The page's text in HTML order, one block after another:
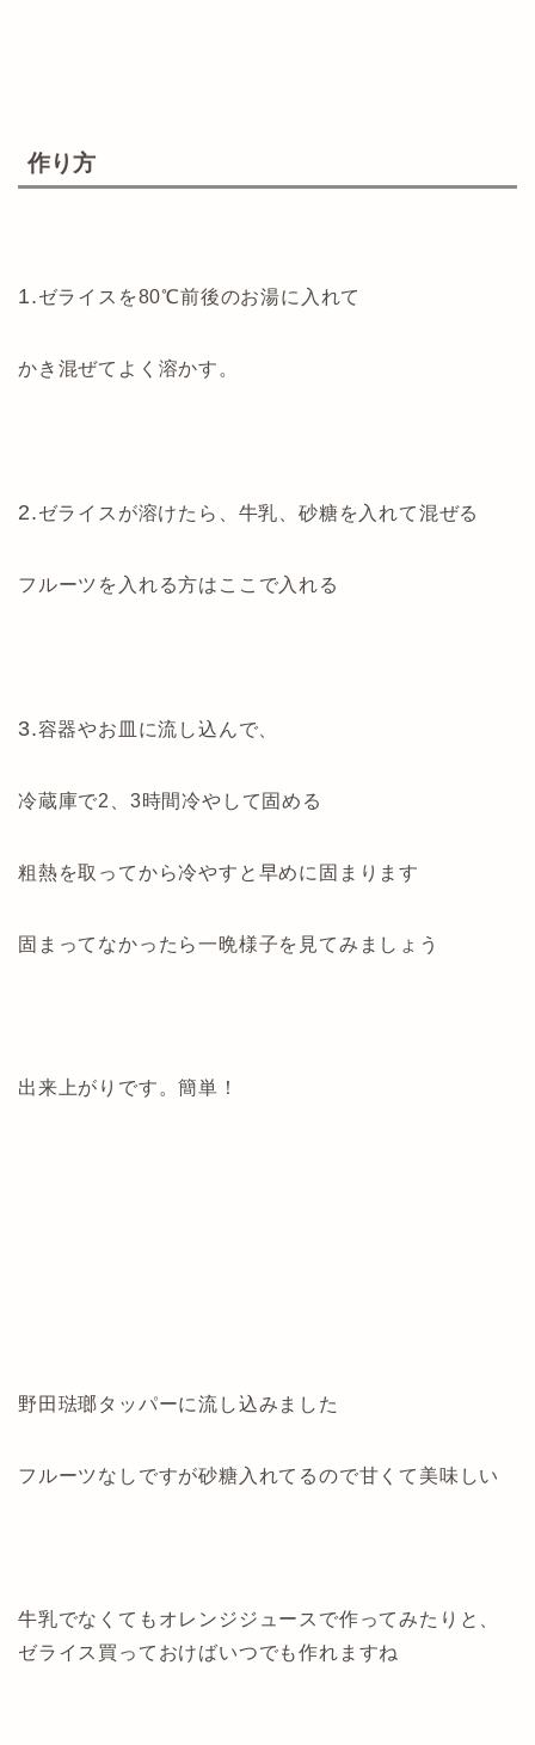
作り方
1.ゼライスを80℃前後のお湯に入れて
かき混ぜてよく溶かす。
2.ゼライスが溶けたら、牛乳、砂糖を入れて混ぜる
フルーツを入れる方はここで入れる
3.容器やお皿に流し込んで、
冷蔵庫で2、3時間冷やして固める
粗熱を取ってから冷やすと早めに固まります
固まってなかったら一晩様子を見てみましょう
出来上がりです。簡単！
野田琺瑯タッパーに流し込みました
フルーツなしですが砂糖入れてるので甘くて美味しい
牛乳でなくてもオレンジジュースで作ってみたりと、
ゼライス買っておけばいつでも作れますね